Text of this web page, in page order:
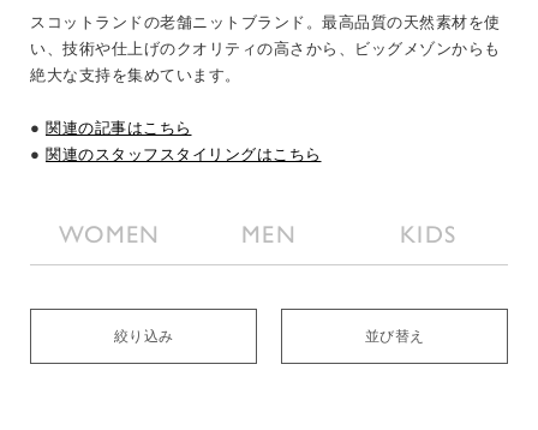
スコットランドの老舗ニットブランド。最高品質の天然素材を使
い、技術や仕上げのクオリティの高さから、ビッグメゾンからも
絶大な支持を集めています。
● 関連の記事はこちら
● 関連のスタッフスタイリングはこちら
WOMEN MEN KIDS
絞り込み 並び替え